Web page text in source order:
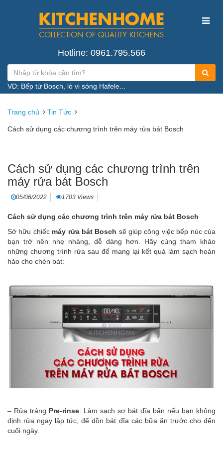
Hotline: 0961.795.566
VD: Bếp từ Bosch, lò vi sóng Hafele...
Trang chủ Tin Tức
Cách sử dụng các chương trình trên máy rửa bát Bosch
Cách sử dụng các chương trình trên
máy rửa bát Bosch
05/06/2022 1703 Views
Cách sử dụng các chương trình trên máy rửa bát Bosch
Sở hữu chiếc máy rửa bát Bosch sẽ giúp công việc bếp núc của
bạn trở nên nhẹ nhàng, dễ dàng hơn. Hãy cùng tham khảo
những chương trình rửa sau để mang lại kết quả làm sạch hoàn
hảo cho chén bát:
– Rửa tráng Pre-rinse: Làm sạch sơ bát đĩa bẩn nếu bạn không
định rửa ngay lập tức, để dồn bát đĩa các bữa ăn trước cho đến
cuối ngày.